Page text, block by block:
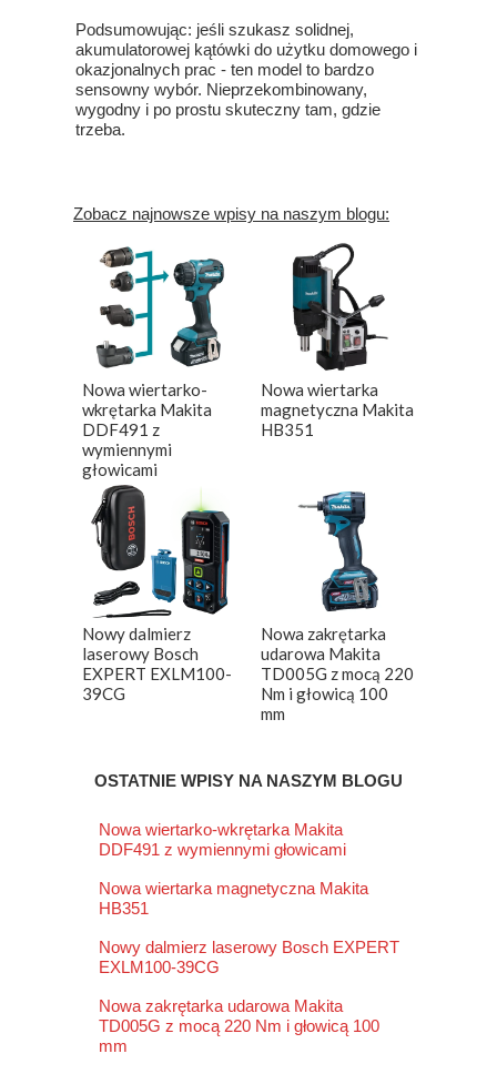
Podsumowując: jeśli szukasz solidnej,
akumulatorowej kątówki do użytku domowego i
okazjonalnych prac - ten model to bardzo
sensowny wybór. Nieprzekombinowany,
wygodny i po prostu skuteczny tam, gdzie
trzeba.
Zobacz najnowsze wpisy na naszym blogu:
Nowa wiertarko-
wkrętarka Makita
DDF491 z
wymiennymi
głowicami
Nowa wiertarka
magnetyczna Makita
HB351
Nowy dalmierz
laserowy Bosch
EXPERT EXLM100-
39CG
Nowa zakrętarka
udarowa Makita
TD005G z mocą 220
Nm i głowicą 100
mm
OSTATNIE WPISY NA NASZYM BLOGU
Nowa wiertarko-wkrętarka Makita
DDF491 z wymiennymi głowicami
Nowa wiertarka magnetyczna Makita
HB351
Nowy dalmierz laserowy Bosch EXPERT
EXLM100-39CG
Nowa zakrętarka udarowa Makita
TD005G z mocą 220 Nm i głowicą 100
mm